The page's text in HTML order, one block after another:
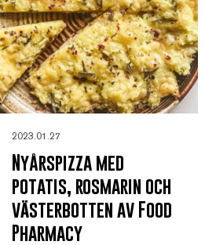
2023.01.27
Nyårspizza med
potatis, rosmarin och
västerbotten av Food
Pharmacy